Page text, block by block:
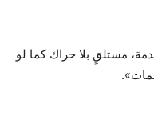
مستلقٍ بلا حراك كما لو